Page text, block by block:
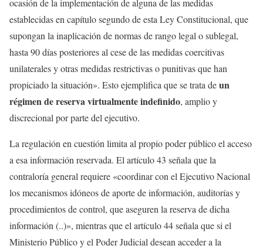
ocasión de la implementación de alguna de las medidas
establecidas en capítulo segundo de esta Ley Constitucional, que
supongan la inaplicación de normas de rango legal o sublegal,
hasta 90 días posteriores al cese de las medidas coercitivas
unilaterales y otras medidas restrictivas o punitivas que han
propiciado la situación». Esto ejemplifica que se trata deun
régimen de reserva virtualmente indefinido, amplio y
discrecional por parte del ejecutivo.
La regulación en cuestión limita al propio poder público el acceso
a esa información reservada. El artículo 43 señala que la
contraloría general requiere «coordinar con el Ejecutivo Nacional
los mecanismos idóneos de aporte de información, auditorías y
procedimientos de control, que aseguren la reserva de dicha
información (..)», mientras que el artículo 44 señala que si el
Ministerio Público y el Poder Judicial desean acceder a la